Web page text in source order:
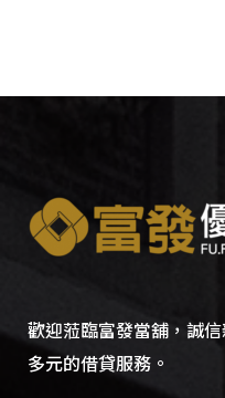
歡迎蒞臨富發當舖，誠
多元的借貸服務。